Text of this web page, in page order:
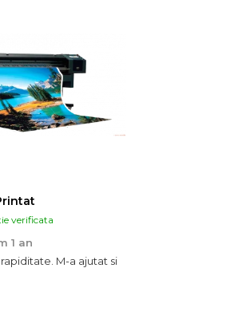
verificata
1 an
M-a ajutat si